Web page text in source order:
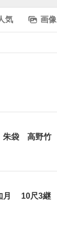
気 画像
朱袋 高野
10尺3継